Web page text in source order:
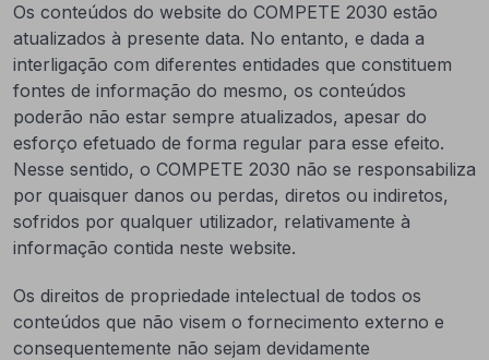
Os conteúdos do website do COMPETE 2030 estão
atualizados à presente data. No entanto, e dada a
interligação com diferentes entidades que constituem
fontes de informação do mesmo, os conteúdos
poderão não estar sempre atualizados, apesar do
esforço efetuado de forma regular para esse efeito.
Nesse sentido, o COMPETE 2030 não se responsabiliza
por quaisquer danos ou perdas, diretos ou indiretos,
sofridos por qualquer utilizador, relativamente à
informação contida neste website.
Os direitos de propriedade intelectual de todos os
conteúdos que não visem o fornecimento externo e
consequentemente não sejam devidamente